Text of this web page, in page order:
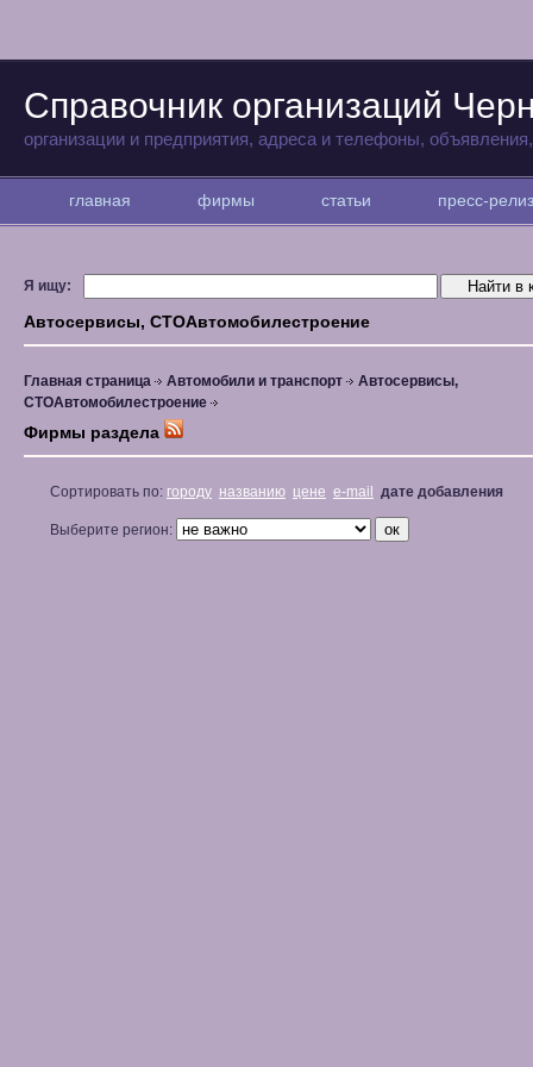
Справочник организаций
организации и предприятия, адреса и телефоны,
главная фирмы статьи пресс-
Я ищу:
Автосервисы, СТОАвтомобилестроение
Главная страница Автомобили и транспорт
Автосервисы,
СТОАвтомобилестроение
Фирмы раздела
Сортировать по: городу названию цене e-mail дате добавления
Выберите регион: